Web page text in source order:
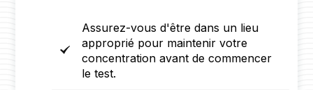
Assurez-vous d'être dans un lieu
approprié pour maintenir votre
concentration avant de commencer
le test.